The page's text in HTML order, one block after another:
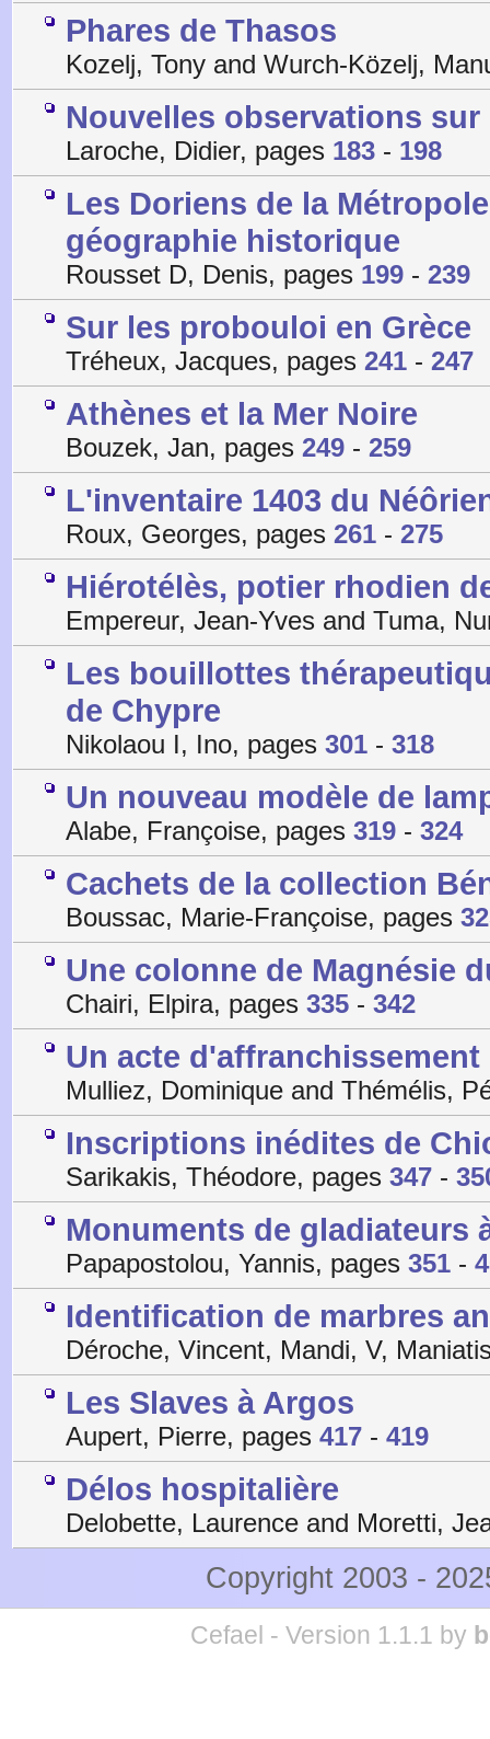
Phares de Thasos
Kozelj, Tony and Wurch-Közelj,
Nouvelles observations
Laroche, Didier, pages 183 - 198
Les Doriens de la
géographie historique
Rousset D, Denis, pages 199 - 239
Sur les probouloi en Grèce
Tréheux, Jacques, pages 241 - 247
Athènes et la Mer Noire
Bouzek, Jan, pages 249 - 259
L'inventaire 1403 du
Roux, Georges, pages 261 - 275
Hiérotélès, potier rhodien
Empereur, Jean-Yves and Tuma,
Les bouillottes
de Chypre
Nikolaou I, Ino, pages 301 - 318
Un nouveau modèle de
Alabe, Françoise, pages 319 - 324
Cachets de la collection
Boussac, Marie-Françoise, pages
Une colonne de Magnésie
Chairi, Elpira, pages 335 - 342
Un acte
Mulliez, Dominique and Thémélis,
Inscriptions inédites de
Sarikakis, Théodore, pages 347 -
Monuments de gladiateurs
Papapostolou, Yannis, pages 351 -
Identification de marbres
Déroche, Vincent, Mandi, V,
Les Slaves à Argos
Aupert, Pierre, pages 417 - 419
Délos hospitalière
Delobette, Laurence and Moretti,
Copyright 2003 -
Cefael - Version 1.1.1 by